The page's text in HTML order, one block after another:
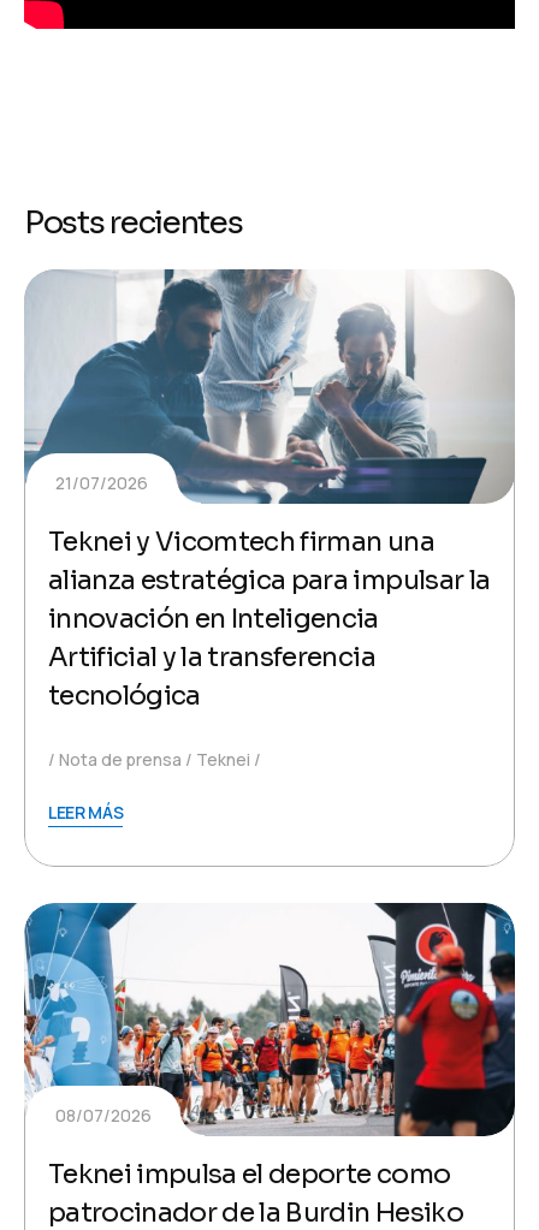
Posts recientes
21/07/2026
Teknei y Vicomtech firman una
alianza estratégica para impulsar la
innovación en Inteligencia
Artificial y la transferencia
tecnológica
Nota de prensa Teknei
LEER MÁS
08/07/2026
Teknei impulsa el deporte como
patrocinador de la Burdin Hesiko